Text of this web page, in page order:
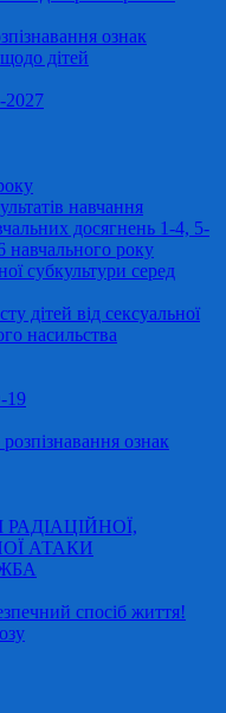
ознак
дітей
2027
навчання
досягнень 1-4, 5-
року
субкультури серед
дітей від сексуальної
насильства
19
ознак
АТАКИ
спосіб життя!